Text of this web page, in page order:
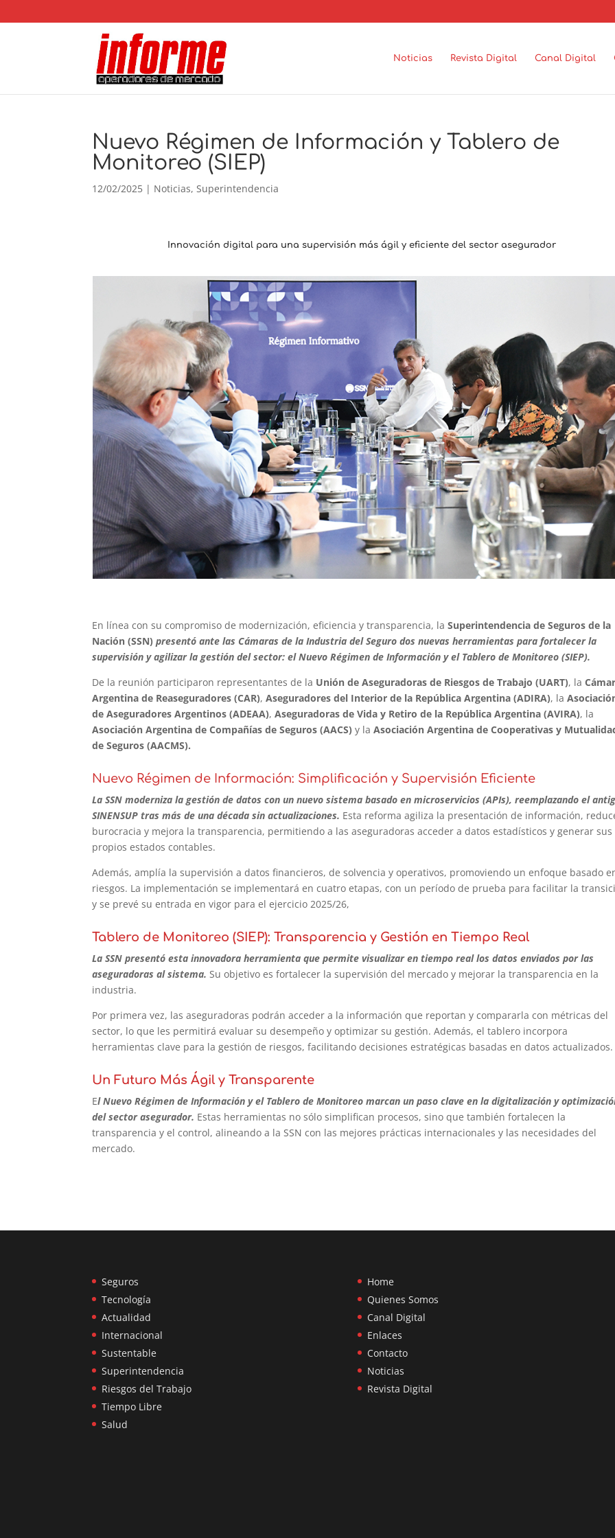
Noticias Revista Digital Canal Digital
Nuevo Régimen de Información y Tablero de
Monitoreo (SIEP)
12/02/2025 | Noticias,Superintendencia
Innovación digital para una supervisión más ágil y eficiente del sector asegurador
En línea con su compromiso de modernización, eficiencia y transparencia, laSuperintendencia de Seguros de la
Nación (SSN)presentó ante las Cámaras de la Industria del Seguro dos nuevas herramientas para fortalecer la
supervisión y agilizar la gestión del sector: el Nuevo Régimen de Información y el Tablero de Monitoreo (SIEP).
De la reunión participaron representantes de la Unión de Aseguradoras de Riesgos de Trabajo (UART), la
Argentina de Reaseguradores (CAR),Aseguradores del Interior de la República Argentina (ADIRA), la
de Aseguradores Argentinos (ADEAA),Aseguradoras de Vida y Retiro de la República Argentina (AVIRA), la
Asociación Argentina de Compañías de Seguros (AACS)y laAsociación Argentina de Cooperativas y
de Seguros (AACMS).
Nuevo Régimen de Información: Simplificación y Supervisión Eficiente
La SSN moderniza la gestión de datos con un nuevo sistema basado en microservicios (APIs), reemplazando el
SINENSUP tras más de una década sin actualizaciones. Esta reforma agiliza la presentación de información,
burocracia y mejora la transparencia, permitiendo a las aseguradoras acceder a datos estadísticos y generar sus
propios estados contables.
Además, amplía la supervisión a datos financieros, de solvencia y operativos, promoviendo un enfoque basado
riesgos. La implementación se implementará en cuatro etapas, con un período de prueba para facilitar la
y se prevé su entrada en vigor para el ejercicio 2025/26,
Tablero de Monitoreo (SIEP): Transparencia y Gestión en Tiempo Real
La SSN presentó esta innovadora herramienta que permite visualizar en tiempo real los datos enviados por las
aseguradoras al sistema. Su objetivo es fortalecer la supervisión del mercado y mejorar la transparencia en la
industria.
Por primera vez, las aseguradoras podrán acceder a la información que reportan y compararla con métricas del
sector, lo que les permitirá evaluar su desempeño y optimizar su gestión. Además, el tablero incorpora
herramientas clave para la gestión de riesgos, facilitando decisiones estratégicas basadas en datos actualizados.
Un Futuro Más Ágil y Transparente
El Nuevo Régimen de Información y el Tablero de Monitoreo marcan un paso clave en la digitalización y
del sector asegurador. Estas herramientas no sólo simplifican procesos, sino que también fortalecen la
transparencia y el control, alineando a la SSN con las mejores prácticas internacionales y las necesidades del
mercado.
Seguros
Tecnología
Actualidad
Internacional
Sustentable
Superintendencia
Riesgos del Trabajo
Tiempo Libre
Salud
Home
Quienes Somos
Canal Digital
Enlaces
Contacto
Noticias
Revista Digital